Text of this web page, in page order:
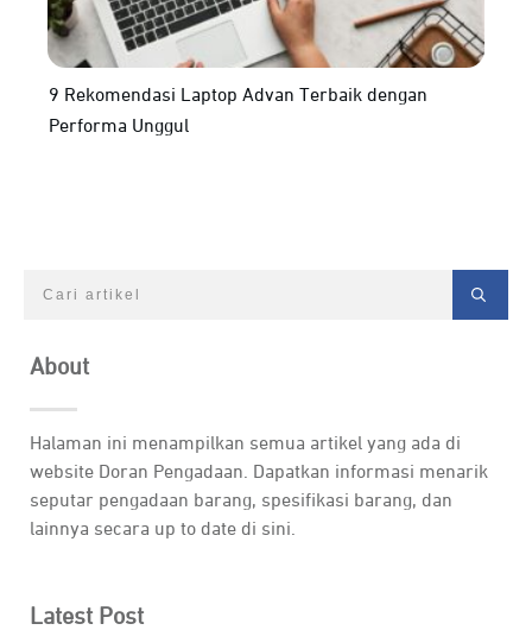
9 Rekomendasi Laptop Advan Terbaik dengan
Performa Unggul
About
Halaman ini menampilkan semua artikel yang ada di
website Doran Pengadaan. Dapatkan informasi menarik
seputar pengadaan barang, spesifikasi barang, dan
lainnya secara up to date di sini.
Latest Post